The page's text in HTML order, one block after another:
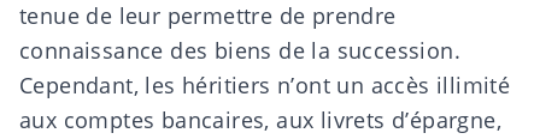
tenue de leur permettre de prendre
connaissance des biens de la succession.
Cependant, les héritiers n’ont un accès illimité
aux comptes bancaires, aux livrets d’épargne,